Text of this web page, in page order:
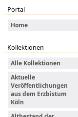
Portal
Home
Kollektionen
Alle Kollektionen
Aktuelle
Veröffentlichungen
aus dem Erzbistum
Köln